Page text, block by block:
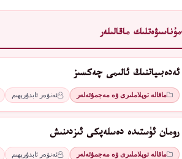
مۇناسىۋەتلىك ماقالىلەر
ئەدەبىياتنىڭ ئالىمى چەكسىز
ماقالە توپلاملىرى ۋە مەجمۇئەلەر ئەنۋەر ئابدۇرېھىم
رومان ئۈستىدە دەسلەپكى ئىزدىنىش
ماقالە توپلاملىرى ۋە مەجمۇئەلەر ئەنۋەر ئابدۇرېھىم